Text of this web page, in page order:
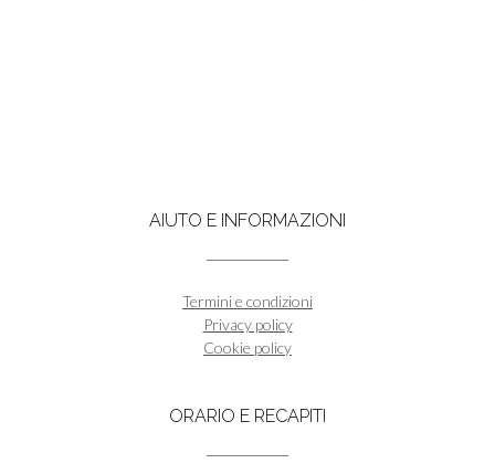
AIUTO E INFORMAZIONI
Termini e condizioni
Privacy policy
Cookie policy
ORARIO E RECAPITI